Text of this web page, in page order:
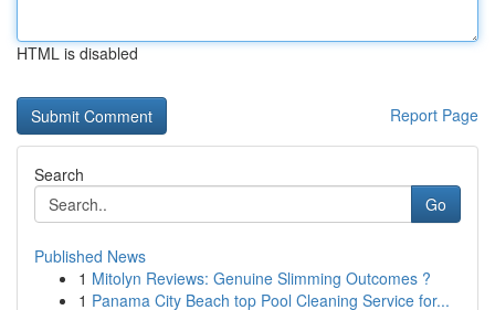
HTML is disabled
Report Page
Search
Go
Published News
1 Mitolyn Reviews: Genuine Slimming Outcomes ?
1 Panama City Beach top Pool Cleaning Service for...